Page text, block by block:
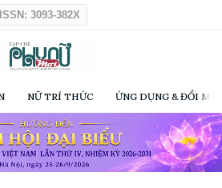
ISSN: 3093-382X
NỮ TRÍ THỨC ỨNG DỤNG & ĐỔI